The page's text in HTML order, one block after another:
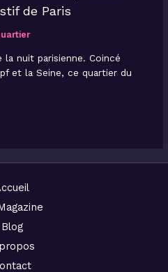
de Paris
la nuit parisienne. Coincé
et la Seine, ce quartier du
Blog